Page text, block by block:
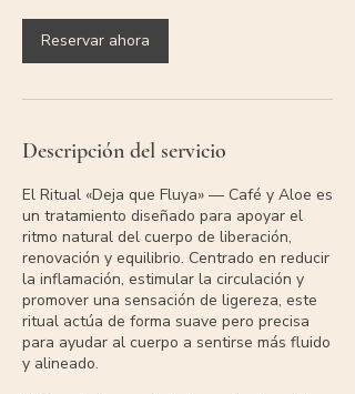
Reservar ahora
Descripción del servicio
El Ritual «Deja que Fluya» — Café y Aloe es
un tratamiento diseñado para apoyar el
ritmo natural del cuerpo de liberación,
renovación y equilibrio. Centrado en reducir
la inflamación, estimular la circulación y
promover una sensación de ligereza, este
ritual actúa de forma suave pero precisa
para ayudar al cuerpo a sentirse más fluido
y alineado.